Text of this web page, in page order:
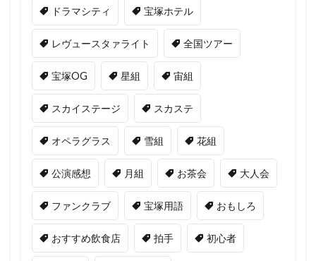
ドラマシティ 宝塚ホテル
レヴュースタァライト 全国ツアー
宝塚OG 星組 宙組
スカイステージ スカステ
オペラグラス 雪組 花組
公演感想 月組 お茶会 大人会
ファンクラブ 宝塚用語 おもしろ
おすすめ飲食店 拍手 初心者